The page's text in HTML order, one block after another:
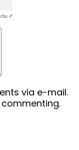
⇗
via e-mail.